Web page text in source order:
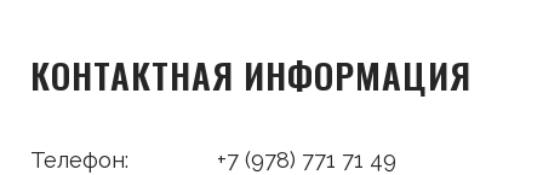
КОНТАКТНАЯ ИНФОРМАЦИЯ
Телефон: +7 (978) 771 71 49